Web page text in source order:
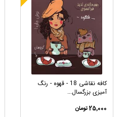
کافه نقاشی 18 - قهوه - رنگ
آمیزی بزرگسال...
25,000 تومان